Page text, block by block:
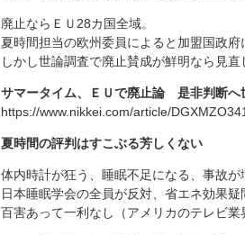
廃止ならＥＵ28カ国全域。
夏時間担当の欧州委員によると加盟国政府
しかし世論調査で廃止賛成が鮮明なら見直
サマータイム、ＥＵで廃止論 是非判断へ
https://www.nikkei.com/article/
夏時間の評判はすこぶる芳しくない
体内時計が狂う、睡眠不足になる、事故
日本睡眠学会の全員が反対、省エネ効果疑
百害あって一利なし（アメリカのテレビ業